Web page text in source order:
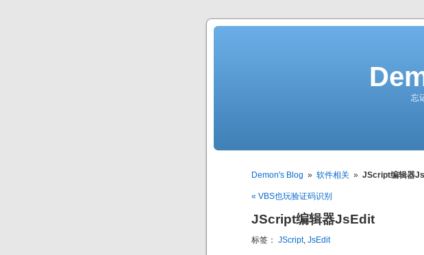
忘
Demon's Blog » 软件相关 » JScript编辑器
« VBS也玩验证码识别
JScript编辑器JsEdit
标签： JScript, JsEdit